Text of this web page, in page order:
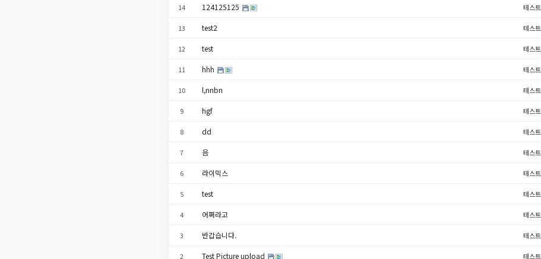
14 124125125 테스트
13 test2 테스트
12 test 테스트
11 hhh 테스트
10 l,nnbn 테스트
9 hgf 테스트
8 dd 테스트
7 음 테스트
6 라이믹스 테스트
5 test 테스트
4 어쩌라고 테스트
3 반갑습니다. 테스트
2 Test Picture upload 테스트